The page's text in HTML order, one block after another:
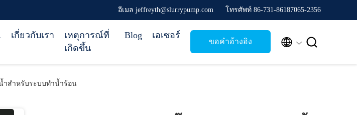
อีเมล jeffreyth@slurrypump.com โทรศัพท์ 86-731-86187065-2356
เกี่ยวกับเรา
เหตุการณ์ที่
เกิดขึ้น
Blog เอเซอร์
ขอคําอ้างอิง  
น้ำสำหรับระบบทำน้ำร้อน